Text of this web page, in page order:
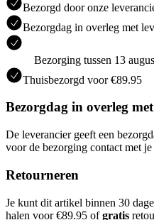
Bezorgd door onze
Bezorgdag in overleg met
Bezorging tussen 13
Thuisbezorgd voor €89.95
Bezorgdag in overleg
De leverancier geeft een
voor de bezorging contact met
Retourneren
Je kunt dit artikel binnen 30
halen voor €89.95 ofgratis